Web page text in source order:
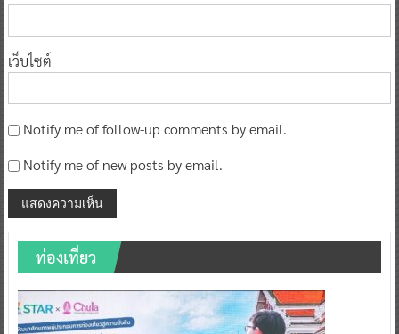
เว็บไซต์
Notify me of follow-up comments by email.
Notify me of new posts by email.
ท่องเที่ยว